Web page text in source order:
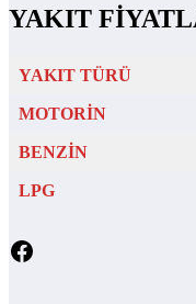
YAKIT
YAKIT TÜRÜ
MOTORİN
BENZİN
LPG
Facebook